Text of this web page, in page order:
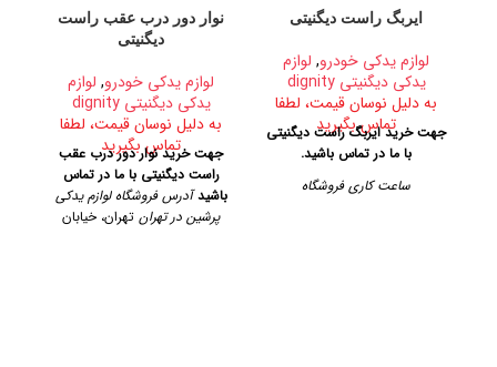
ایربگ راست دیگنیتی
لوازم یدکی خودرو, لوازم
یدکی دیگنیتی dignity
به دلیل نوسان قیمت، لطفا
تماس بگیرید
جهت خرید ایربگ راست دیگنیتی
با ما در تماس باشید.
ساعت کاری فروشگاه
نوار دور درب عقب راست
دیگنیتی
لوازم یدکی خودرو, لوازم
یدکی دیگنیتی dignity
به دلیل نوسان قیمت، لطفا
تماس بگیرید
جهت خرید نوار دور درب عقب
راست دیگنیتی با ما در تماس
باشید آدرس فروشگاه لوازم یدکی
پرشین در تهران تهران، خیابان